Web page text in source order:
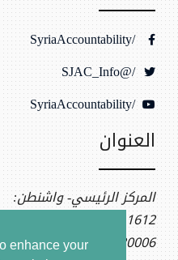
enhance your
/SyriaAccountability
/@SJAC_Info
/SyriaAccountability
العنوان
المركز الرئيسي- واشنطن:
1612 K St NW, Ste 400
Washington, DC 20006